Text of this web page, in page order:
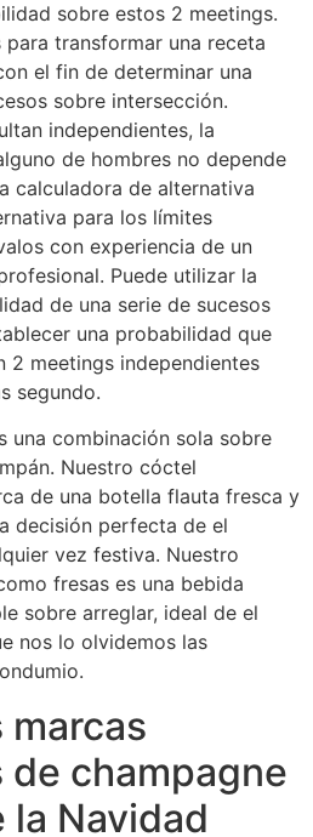
sobre estos 2 meetings.
para transformar una receta
el fin de determinar una
sobre intersección.
independientes, la
de hombres no depende
calculadora de alternativa
para los límites
con experiencia de un
Puede utilizar la
de una serie de sucesos
una probabilidad que
2 meetings independientes
segundo.
una combinación sola sobre
Nuestro cóctel
de una botella flauta fresca y
decisión perfecta de el
vez festiva. Nuestro
fresas es una bebida
sobre arreglar, ideal de el
nos lo olvidemos las
marcas
champagne
la Navidad